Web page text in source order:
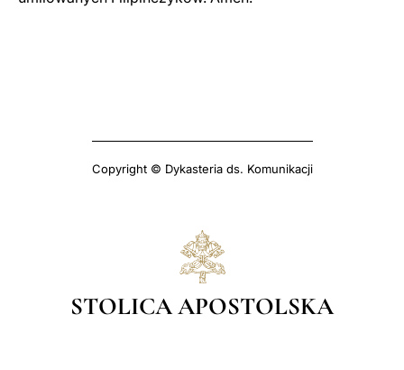
Copyright © Dykasteria ds. Komunikacji
STOLICA APOSTOLSKA